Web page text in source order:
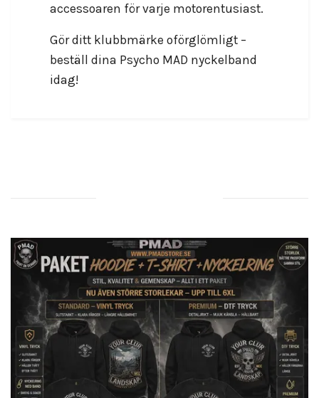
accessoaren för varje motorentusiast.
Gör ditt klubbmärke oförglömligt –
beställ dina Psycho MAD nyckelband
idag!